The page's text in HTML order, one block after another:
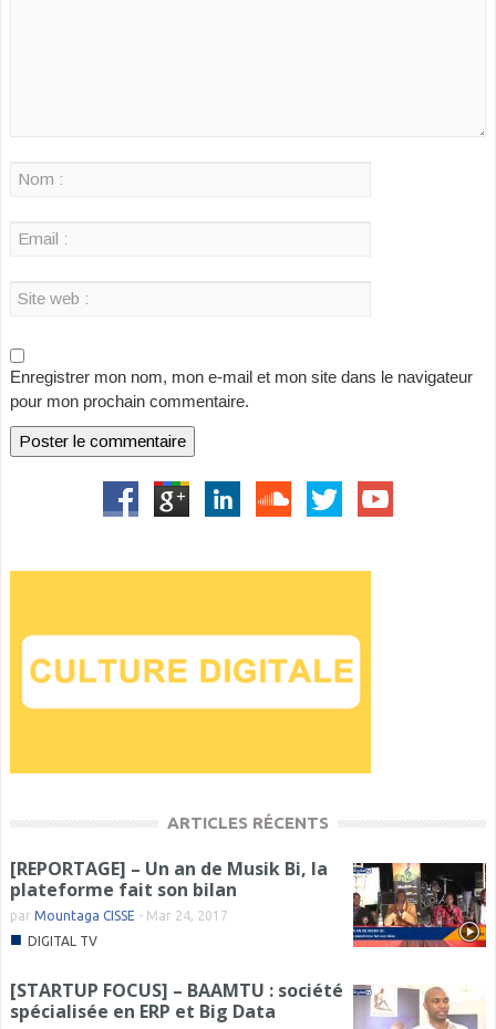
Enregistrer mon nom, mon e-mail et mon site dans le navigateur
pour mon prochain commentaire.
ARTICLES RÉCENTS
[REPORTAGE] – Un an de Musik Bi, la
plateforme fait son bilan
par Mountaga CISSE - Mar 24, 2017
■ DIGITAL TV
[STARTUP FOCUS] – BAAMTU : société
spécialisée en ERP et Big Data